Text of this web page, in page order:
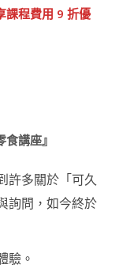
課程費用 9 折優
講座』
許多關於「可久
詢問，如今終於
驗。